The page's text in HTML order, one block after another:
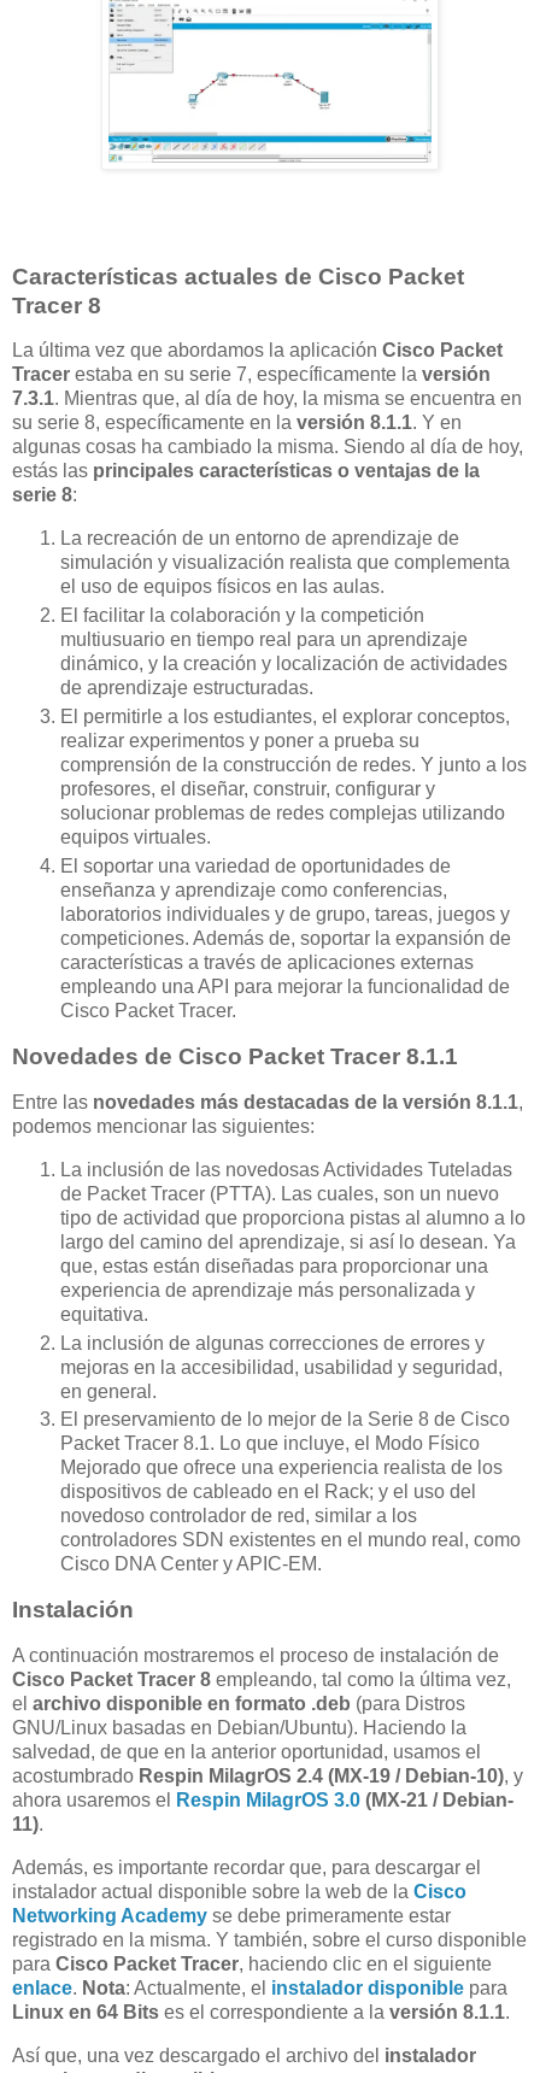
Características actuales de Cisco Packet
Tracer 8
La última vez que abordamos la aplicación Cisco Packet
Tracer estaba en su serie 7, específicamente la versión
7.3.1. Mientras que, al día de hoy, la misma se encuentra en
su serie 8, específicamente en la versión 8.1.1. Y en
algunas cosas ha cambiado la misma. Siendo al día de hoy,
estás las principales características o ventajas de la
serie 8:
La recreación de un entorno de aprendizaje de
simulación y visualización realista que complementa
el uso de equipos físicos en las aulas.
El facilitar la colaboración y la competición
multiusuario en tiempo real para un aprendizaje
dinámico, y la creación y localización de actividades
de aprendizaje estructuradas.
El permitirle a los estudiantes, el explorar conceptos,
realizar experimentos y poner a prueba su
comprensión de la construcción de redes. Y junto a los
profesores, el diseñar, construir, configurar y
solucionar problemas de redes complejas utilizando
equipos virtuales.
El soportar una variedad de oportunidades de
enseñanza y aprendizaje como conferencias,
laboratorios individuales y de grupo, tareas, juegos y
competiciones. Además de, soportar la expansión de
características a través de aplicaciones externas
empleando una API para mejorar la funcionalidad de
Cisco Packet Tracer.
Novedades de Cisco Packet Tracer 8.1.1
Entre las novedades más destacadas de la versión 8.1.1,
podemos mencionar las siguientes:
La inclusión de las novedosas Actividades Tuteladas
de Packet Tracer (PTTA). Las cuales, son un nuevo
tipo de actividad que proporciona pistas al alumno a lo
largo del camino del aprendizaje, si así lo desean. Ya
que, estas están diseñadas para proporcionar una
experiencia de aprendizaje más personalizada y
equitativa.
La inclusión de algunas correcciones de errores y
mejoras en la accesibilidad, usabilidad y seguridad,
en general.
El preservamiento de lo mejor de la Serie 8 de Cisco
Packet Tracer 8.1. Lo que incluye, el Modo Físico
Mejorado que ofrece una experiencia realista de los
dispositivos de cableado en el Rack; y el uso del
novedoso controlador de red, similar a los
controladores SDN existentes en el mundo real, como
Cisco DNA Center y APIC-EM.
Instalación
A continuación mostraremos el proceso de instalación de
Cisco Packet Tracer 8 empleando, tal como la última vez,
el archivo disponible en formato .deb (para Distros
GNU/Linux basadas en Debian/Ubuntu). Haciendo la
salvedad, de que en la anterior oportunidad, usamos el
acostumbrado Respin MilagrOS 2.4 (MX-19 / Debian-10), y
ahora usaremos el
Respin MilagrOS 3.0 (MX-21 / Debian-
11).
Además, es importante recordar que, para descargar el
instalador actual disponible sobre la web de la Cisco
Networking Academy se debe primeramente estar
registrado en la misma. Y también, sobre el curso disponible
para Cisco Packet Tracer, haciendo clic en el siguiente
enlace. Nota: Actualmente, el instalador disponible para
Linux en 64 Bits es el correspondiente a la versión 8.1.1.
Así que, una vez descargado el archivo del instalador